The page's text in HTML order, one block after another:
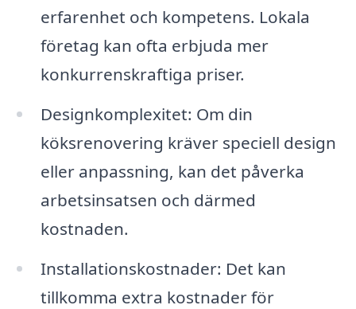
erfarenhet och kompetens. Lokala
företag kan ofta erbjuda mer
konkurrenskraftiga priser.
Designkomplexitet: Om din
köksrenovering kräver speciell design
eller anpassning, kan det påverka
arbetsinsatsen och därmed
kostnaden.
Installationskostnader: Det kan
tillkomma extra kostnader för